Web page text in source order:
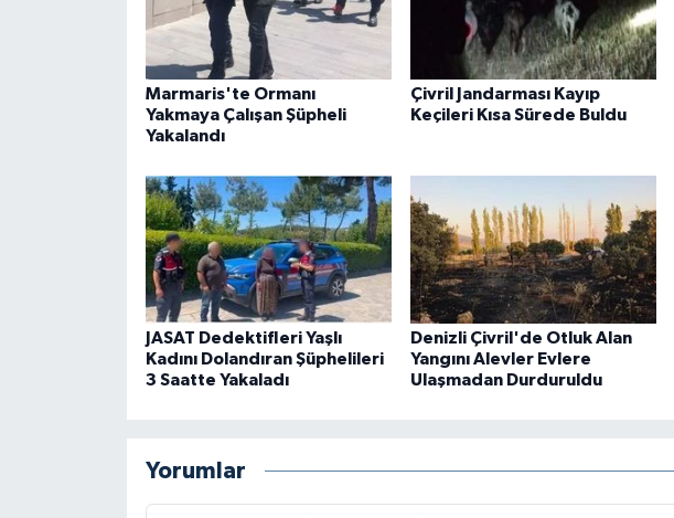
Marmaris'te Ormanı
Yakmaya Çalışan Şüpheli
Yakalandı
Çivril Jandarması Kayıp
Keçileri Kısa Sürede Buldu
JASAT Dedektifleri Yaşlı
Kadını Dolandıran Şüphelileri
3 Saatte Yakaladı
Denizli Çivril'de Otluk Alan
Yangını Alevler Evlere
Ulaşmadan Durduruldu
Yorumlar